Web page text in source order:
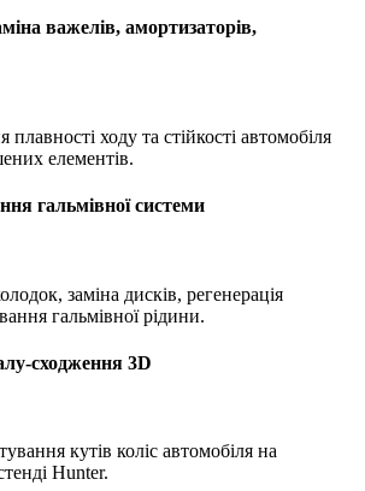
важелів, амортизаторів,
ходу та стійкості автомобіля
елементів.
гальмівної системи
заміна дисків, регенерація
гальмівної рідини.
сходження 3D
кутів коліс автомобіля на
Hunter.